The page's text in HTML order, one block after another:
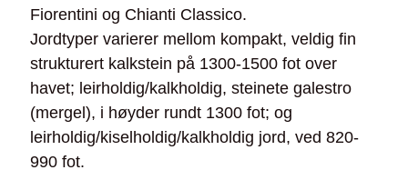
Fiorentini og Chianti Classico.
Jordtyper varierer mellom kompakt, veldig fin
strukturert kalkstein på 1300-1500 fot over
havet; leirholdig/kalkholdig, steinete galestro
(mergel), i høyder rundt 1300 fot; og
leirholdig/kiselholdig/kalkholdig jord, ved 820-
990 fot.